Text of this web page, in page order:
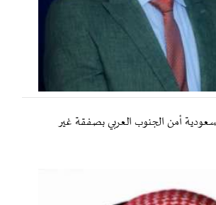
أمن الجنوب العربي بصفقة غير